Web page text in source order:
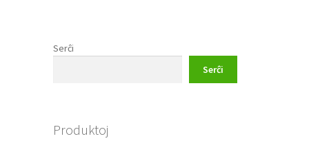
Serĉi
Serĉi
Produktoj